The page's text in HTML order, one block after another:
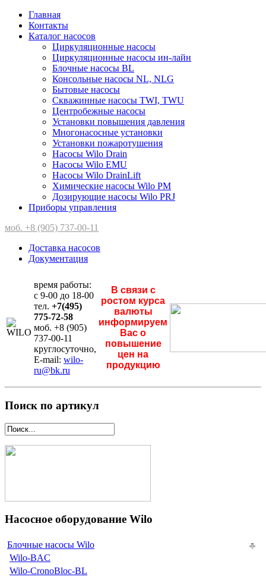
Главная
Контакты
Каталог насосов
Циркуляционные насосы
Циркуляционные насосы ин-лайн
Блочные насосы BL
Консольные насосы NL, NLG
Бытовые насосы
Скважинные насосы TWI, TWU
Центробежные насосы
Установки повышения давления
Многонасосные установки
Установки пожаротушения
Насосы Wilo Drain
Насосы Wilo EMU
Насосы Wilo DrainLift
Химические насосы Wilo PM
Дозирующие насосы Wilo PRJ
Приборы управления
моб. +8 (905) 737-00-11
Доставка насосов
Документация
время работы:
с 9-00 до 18-00
тел. +7(495)
775-72-58
моб. +8 (905)
737-00-11
круглосуточно,
E-mail: wilo-
ru@bk.ru
В связи с
ростом курса
валюты
информируем
Вас о
повышение
цен на
продукцию
Поиск по артикул
Насосное оборудование Wilo
Блочные насосы Wilo
Wilo-BAC
Wilo-CronoBloc-BL